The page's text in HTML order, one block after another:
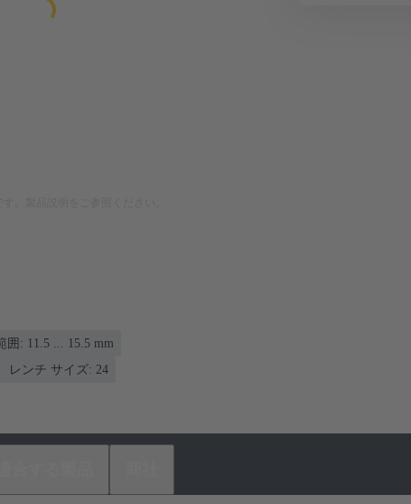
囲: 11.5 ... 15.5 mm
レンチ サイズ: 24